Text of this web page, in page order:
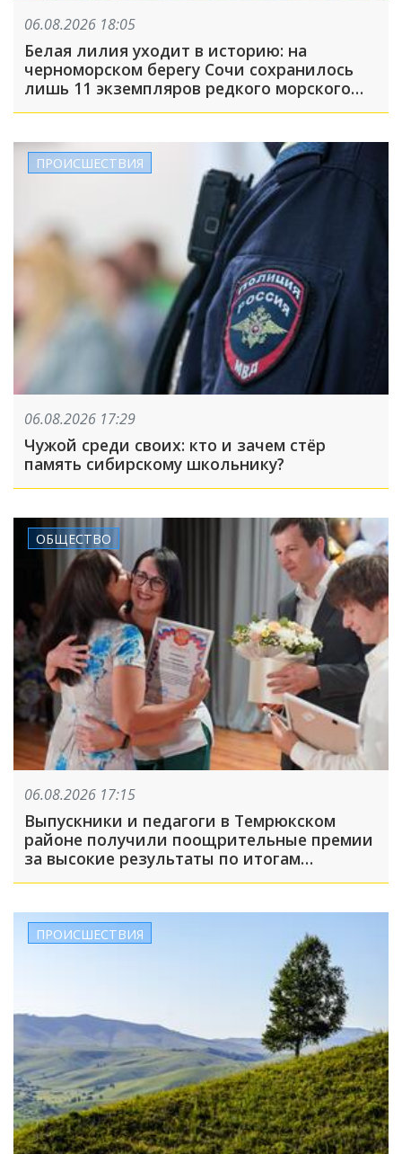
06.08.2026 18:05
Белая лилия уходит в историю: на
черноморском берегу Сочи сохранилось
лишь 11 экземпляров редкого морского
нарцисса
ПРОИСШЕСТВИЯ
06.08.2026 17:29
Чужой среди своих: кто и зачем стёр
память сибирскому школьнику?
ОБЩЕСТВО
06.08.2026 17:15
Выпускники и педагоги в Темрюкском
районе получили поощрительные премии
за высокие результаты по итогам
учебного года
ПРОИСШЕСТВИЯ